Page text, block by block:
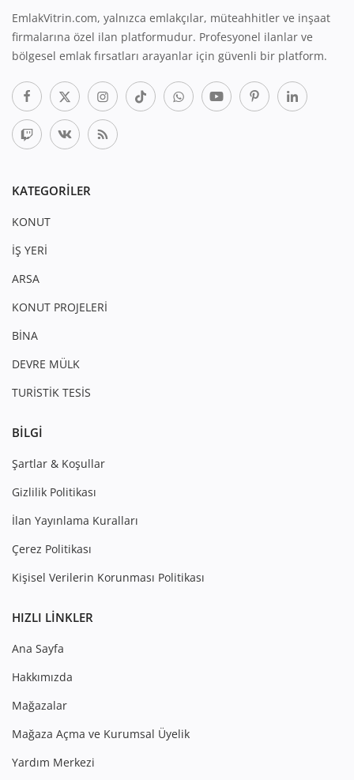
EmlakVitrin.com, yalnızca emlakçılar, müteahhitler ve inşaat
firmalarına özel ilan platformudur. Profesyonel ilanlar ve
bölgesel emlak fırsatları arayanlar için güvenli bir platform.
KATEGORILER
KONUT
İŞ YERİ
ARSA
KONUT PROJELERİ
BİNA
DEVRE MÜLK
TURİSTİK TESİS
BILGI
Şartlar & Koşullar
Gizlilik Politikası
İlan Yayınlama Kuralları
Çerez Politikası
Kişisel Verilerin Korunması Politikası
HIZLI LINKLER
Ana Sayfa
Hakkımızda
Mağazalar
Mağaza Açma ve Kurumsal Üyelik
Yardım Merkezi